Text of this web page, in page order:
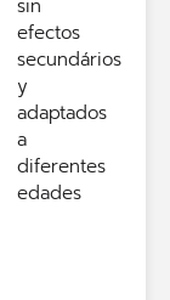
sin
efectos
secundários
y
adaptados
a
diferentes
edades